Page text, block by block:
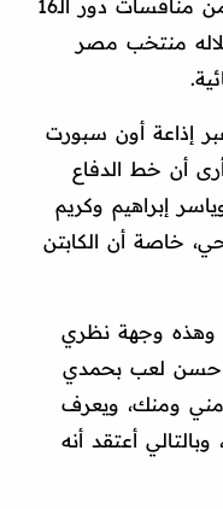
ضمن منافسات دور الـ16
منتخب مصر
إذاعة أون سبورت
أن خط الدفاع
إبراهيم وكريم
خاصة أن الكابتن
وهذه وجهة نظري
حسن لعب بحمدي
مني ومنك، ويعرف
أعتقد أنه